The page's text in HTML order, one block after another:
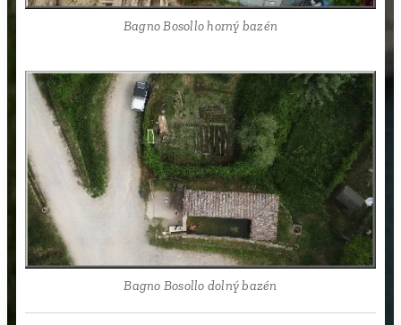
Bagno Bosollo horný bazén
Bagno Bosollo dolný bazén